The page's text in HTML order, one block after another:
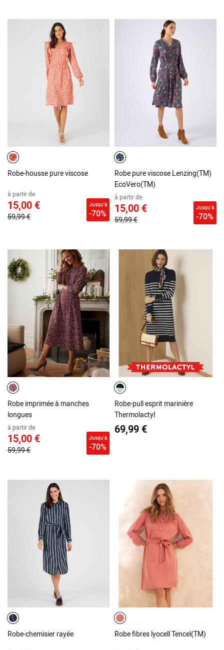
Robe-housse pure viscose
à partir de
15,00 €
59,99 €
Jusqu'à
-70%
Robe pure viscose Lenzing(TM)
EcoVero(TM)
à partir de
15,00 €
59,99 €
Jusqu'à
-70%
Robe imprimée à manches
longues
à partir de
15,00 €
59,99 €
Jusqu'à
-70%
Robe-pull esprit marinière
Thermolactyl
69,99 €
Robe-chemisier rayée Robe fibres lyocell Tencel(TM)